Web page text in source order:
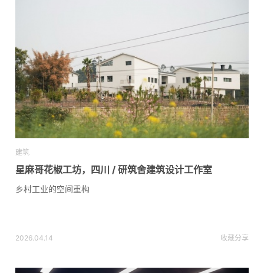
建筑
星麻哥花椒工坊，四川 / 研筑舍建筑设计工作室
乡村工业的空间重构
2026.04.14 收藏分享